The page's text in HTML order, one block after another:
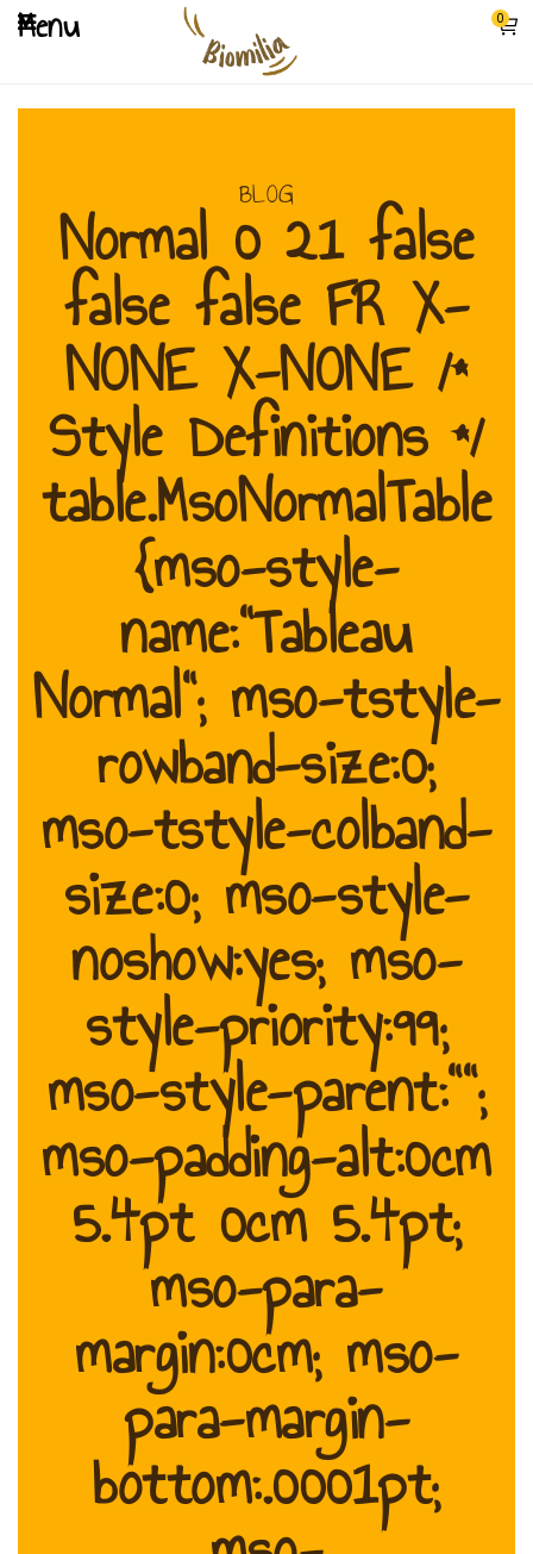
Menu 0
BLOG
Normal 0 21 false
false false FR X-
NONE X-NONE /*
Style Definitions */
table.MsoNormalTable
{mso-style-
name:"Tableau
Normal"; mso-tstyle-
rowband-size:0;
mso-tstyle-colband-
size:0; mso-style-
noshow:yes; mso-
style-priority:99;
mso-style-parent:"";
mso-padding-alt:0cm
5.4pt 0cm 5.4pt;
mso-para-
margin:0cm; mso-
para-margin-
bottom:.0001pt;